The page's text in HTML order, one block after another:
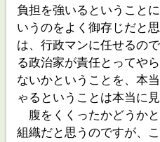
負担を強いるということ
いうのをよく御存じだと
は、行政マンに任せるの
る政治家が責任とってや
ないかということを、本
ゃるということは本当に
腹をくくったかどうか
組織だと思うのですが、